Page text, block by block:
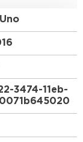
3474-11eb-